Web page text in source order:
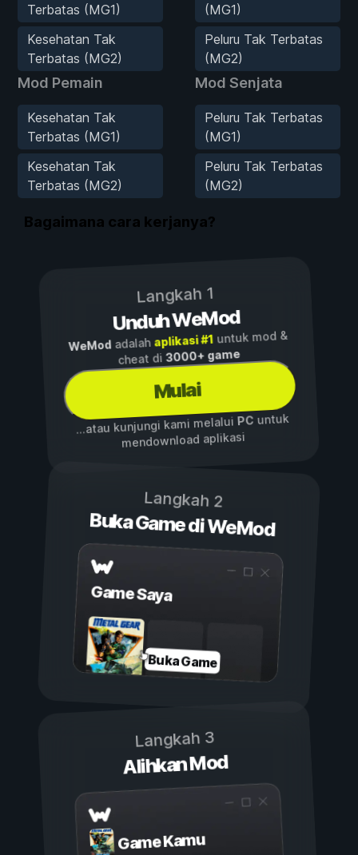
Terbatas (MG1)
Kesehatan Tak
Terbatas (MG2)
(MG1)
Peluru Tak Terbatas
(MG2)
Mod Pemain
Kesehatan Tak
Terbatas (MG1)
Kesehatan Tak
Terbatas (MG2)
Mod Senjata
Peluru Tak Terbatas
(MG1)
Peluru Tak Terbatas
(MG2)
Bagaimana cara kerjanya?
Langkah 1
Unduh WeMod
WeModadalah aplikasi #1untuk mod &
cheat di3000+ game
Mulai
...atau kunjungi kami melalui PCuntuk
mendownload aplikasi
Langkah 2
Buka Game di WeMod
Game Saya
Buka Game
Langkah 3
Alihkan Mod
Game Kamu